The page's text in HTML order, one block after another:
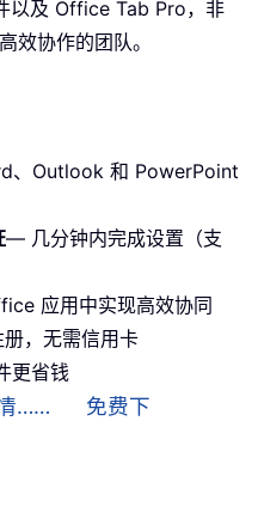
以及 Office Tab Pro，非
效协作的团队。
、Outlook 和 PowerPoint
— 几分钟内完成设置（支
应用中实现高效协同
，无需信用卡
更省钱
……
免费下